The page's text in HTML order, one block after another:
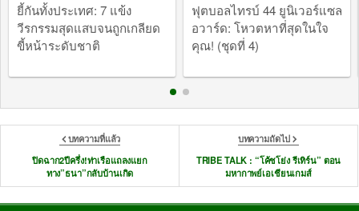
ยี้กันทั้งประเทศ: 7 แข้ง
วีรกรรมสุดแสบจนถูกเกลียด
ขี้หน้าระดับชาติ
ฟุตบอลไทรบ์ 44 ยูนิเวอร์แซล
อวาร์ด: โหวตหาที่สุดในใจ
คุณ! (ชุดที่ 4)
บทความที่แล้ว
ปิดฉาก2ปีครึ่ง!ท่าเรือแถลงแยก
ทาง”ธนา”กลับบ้านเกิด
บทความถัดไป
TRIBE TALK : “โค้ชโย่ง รีเทิร์น” ตอน
มหากาพย์เอเชียนเกมส์